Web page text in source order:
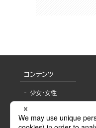
コンテンツ
少女・女性
BL